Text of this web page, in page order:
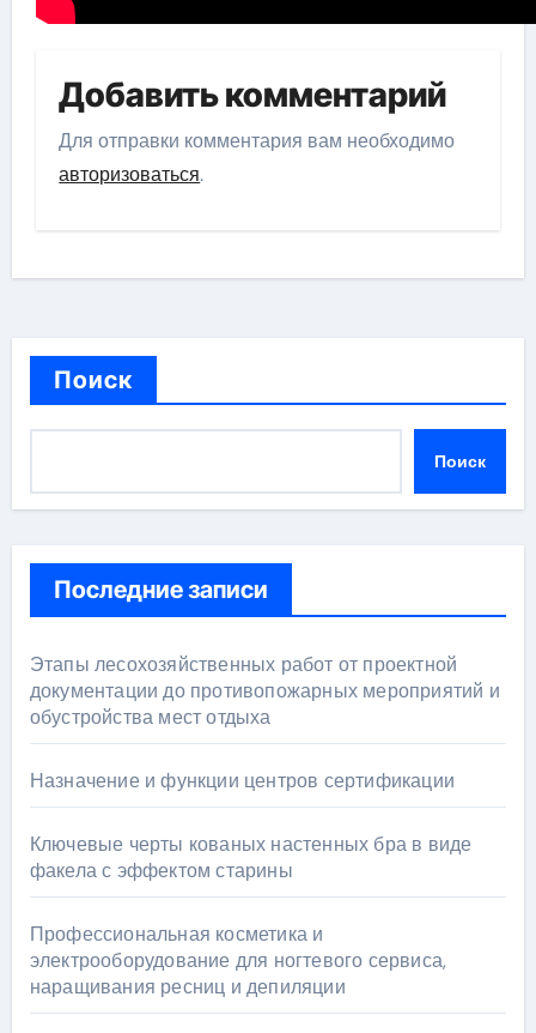
Добавить комментарий
Для отправки комментария вам необходимо
авторизоваться.
Поиск
Поиск
Последние записи
Этапы лесохозяйственных работ от проектной
документации до противопожарных мероприятий и
обустройства мест отдыха
Назначение и функции центров сертификации
Ключевые черты кованых настенных бра в виде
факела с эффектом старины
Профессиональная косметика и
электрооборудование для ногтевого сервиса,
наращивания ресниц и депиляции